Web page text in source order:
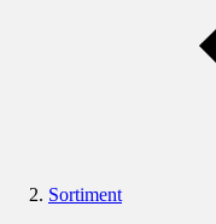
Sortiment